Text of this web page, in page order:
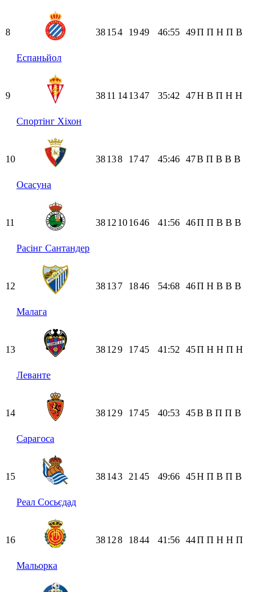
8
Еспаньйол
38154 1949 46:55 49П П Н П В
9
Спортінг Хіхон
3811 141347 35:42 47Н В П Н Н
10
Осасуна
38138 1747 45:46 47В П В В В
11
Расінг Сантандер
3812 101646 41:56 46П П В В В
12
Малага
38137 1846 54:68 46П Н В В В
13
Леванте
38129 1745 41:52 45П Н Н П Н
14
Сарагоса
38129 1745 40:53 45В В П П В
15
Реал Сосьєдад
38143 21 45 49:66 45Н П В П В
16
Мальорка
38128 1844 41:56 44П П Н Н П